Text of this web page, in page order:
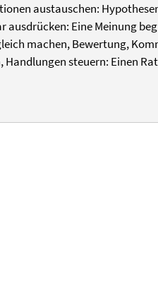
austauschen:
Eine Meinung
machen, Bewertung,
steuern: Einen